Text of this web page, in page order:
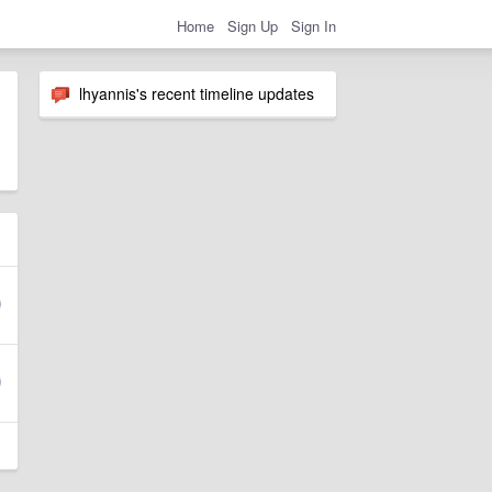
Home Sign Up Sign In
lhyannis's recent timeline updates